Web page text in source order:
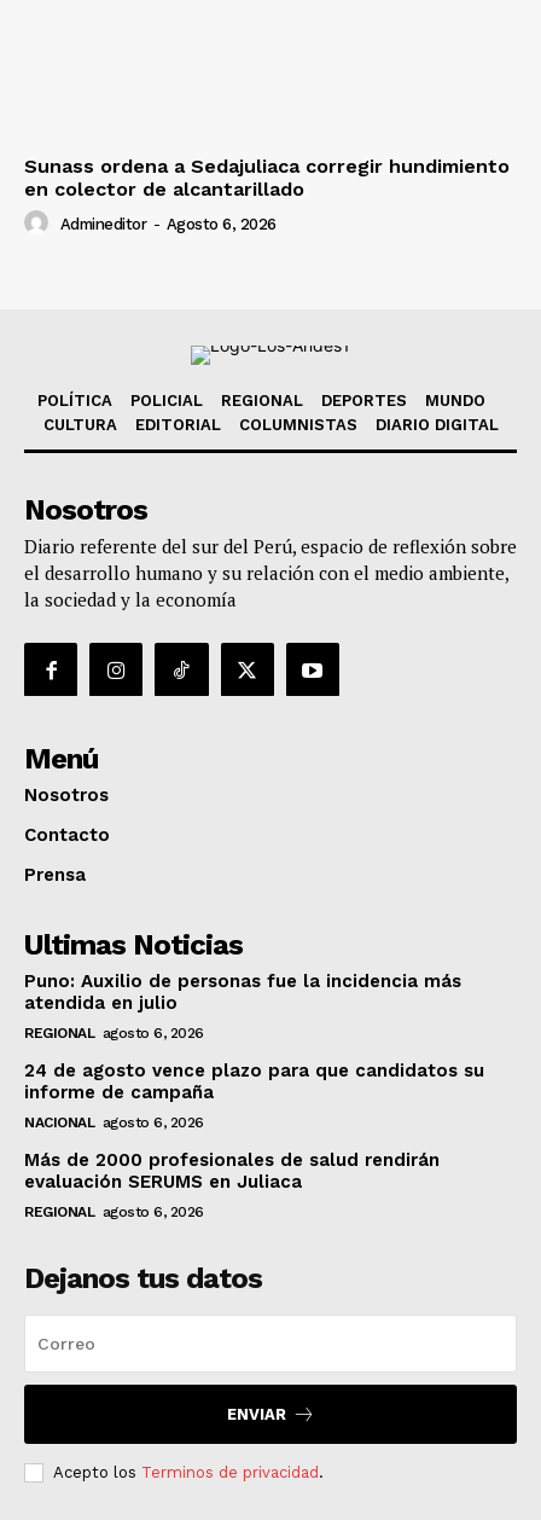
Sunass ordena a Sedajuliaca corregir hundimiento
en colector de alcantarillado
Admineditor - Agosto 6, 2026
POLÍTICA POLICIAL REGIONAL DEPORTES
MUNDO
CULTURA
EDITORIAL COLUMNISTAS DIARIO DIGITAL
Nosotros
Diario referente del sur del Perú, espacio de reflexión sobre
el desarrollo humano y su relación con el medio ambiente,
la sociedad y la economía
Menú
Nosotros
Contacto
Prensa
Ultimas Noticias
Puno: Auxilio de personas fue la incidencia más
atendida en julio
REGIONAL agosto 6, 2026
24 de agosto vence plazo para que candidatos su
informe de campaña
NACIONAL agosto 6, 2026
Más de 2000 profesionales de salud rendirán
evaluación SERUMS en Juliaca
REGIONAL agosto 6, 2026
Dejanos tus datos
ENVIAR
Acepto los Terminos de privacidad .